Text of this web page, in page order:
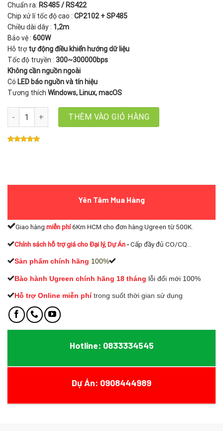
Chuẩn ra: RS485 / RS422
Chip xử lí tốc độ cao : CP2102 + SP485
Chiều dài dây : 1,2m
Bảo vệ : 600W
Hỗ trợtự động điều khiển hướng dữ liệu
Tốc độ truyền : 300~300000bps
Không cần nguồn ngoài
Có LED báo nguồn và tín hiệu
Tương thích Windows, Linux, macOS
Cáp Chuyển Đổi USB Sang RS485 RS422 DTECH DT-5019, dây
THÊM VÀO GIỎ HÀNG
Yên Tâm Mua Hàng
Giao hàng miễn phí6Km HCM cho đơn hàng Ugreen từ 500K.
Chính sách hỗ trợ giá cho Đại lý, Dự Án-Cấp đầy đủ CO/CQ...
Sản phẩm chính hãng 100%
Bào hành Ugreen chính hãng 18 tháng lỗi đổi mới 100%
Hỗ trợ Online miễn phí trong suốt thời gian sử dụng
Hotline: 0833334545
Dự Án: 0908444989